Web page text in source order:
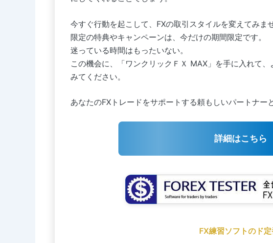
今すぐ行動を起こして、FXの取引スタイルを変えてみま
限定の特典やキャンペーンは、今だけの期間限定です。
迷っている時間はもったいない。
この機会に、「ワンクリックＦＸ MAX」を手に入れて
みてください。
あなたのFXトレードをサポートする頼もしいパートナー
詳細はこちら
FX練習ソフトのド